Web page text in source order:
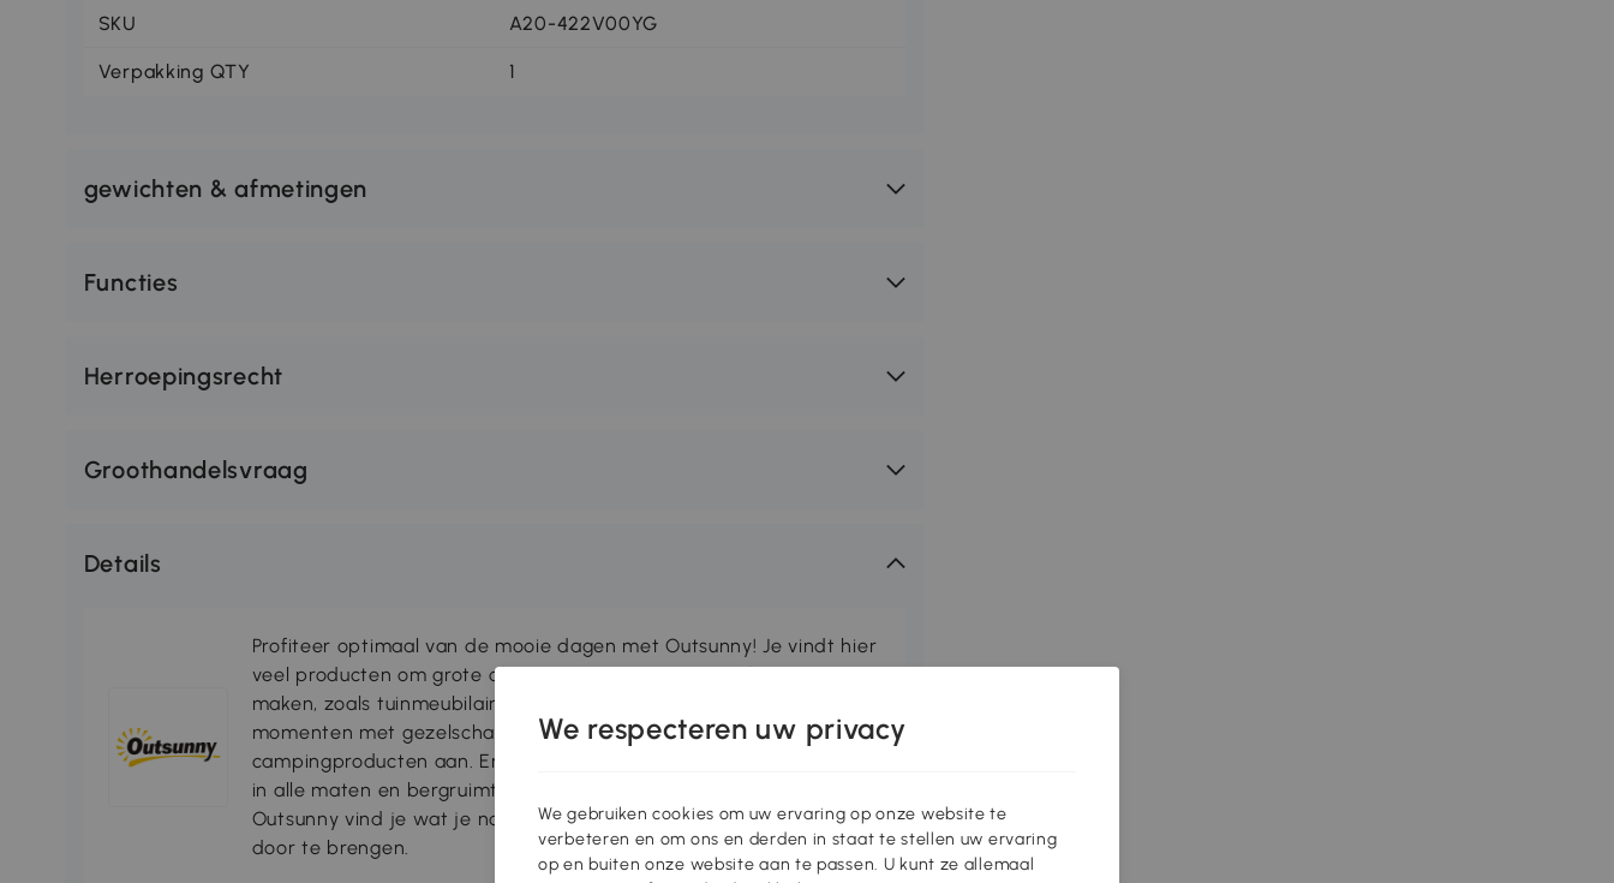
SKU A20-422V00YG
Verpakking QTY 1
gewichten & afmetingen
Functies
Herroepingsrecht
Groothandelsvraag
Details
Profiteer optimaal van de mooie dagen met Outsunny! Je vindt hier
veel producten om grote of kleine buitenruimtes comfortabeler te
maken, zoals tuinmeubilair, parasols, prielen en meer. Voor
momenten met gezelschap bieden we veel barbecues en
campingproducten aan. En voor tuinliefhebbers hebben we kassen
in alle maten en bergruimtes voor gereedschap ontworpen. Met
Outsunny vind je wat je nodig hebt om de buitentijd aangenaam
door te brengen.
We respecteren uw privacy
We gebruiken cookies om uw ervaring op onze website te
verbeteren en om ons en derden in staat te stellen uw ervaring
op en buiten onze website aan te passen. U kunt ze allemaal